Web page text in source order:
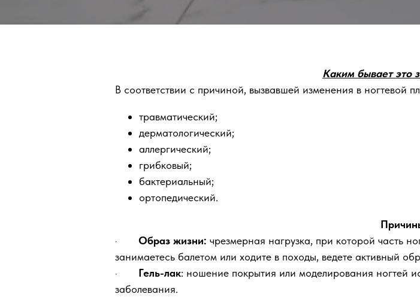
Каким бывает это
В соответствии с причиной, вызвавшей изменения в ногтевой
травматический;
дерматологический;
аллергический;
грибковый;
бактериальный;
ортопедический.
·
Образ жизни: чрезмерная нагрузка, при которой часть
занимаетесь балетом или ходите в походы, ведете активный
·
Гель-лак: ношение покрытия или моделирования ногтей
заболевания.